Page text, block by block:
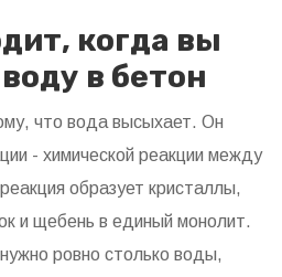
когда вы
в бетон
что вода высыхает. Он
- химической реакции между
образует кристаллы,
и щебень в единый монолит.
ровно столько воды,